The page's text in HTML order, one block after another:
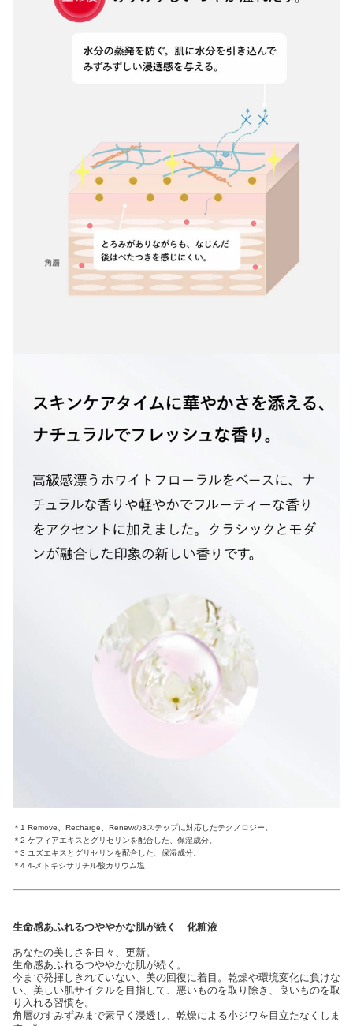
＊1 Remove、Recharge、Renewの3ステップに対応したテクノロジー。
＊2 ケフィアエキスとグリセリンを配合した、保湿成分。
＊3 ユズエキスとグリセリンを配合した、保湿成分。
＊4 4-メトキシサリチル酸カリウム塩
生命感あふれるつややかな肌が続く 化粧液
あなたの美しさを日々、更新。
生命感あふれるつややかな肌が続く。
今まで発揮しきれていない、美の回復に着目。乾燥や環境変化に負けな
い、美しい肌サイクルを目指して、悪いものを取り除き、良いものを取
り入れる習慣を。
角層のすみずみまで素早く浸透し、乾燥による小ジワを目立たなくしま